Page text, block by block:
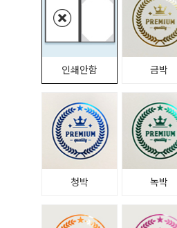
인쇄안함 금박
청박 녹박